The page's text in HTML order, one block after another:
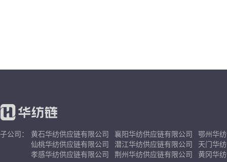
子公司： 黄石华纺供应链有限公司 襄阳华纺供应链有限公司
鄂州华
仙桃华纺供应链有限公司
潜江华纺供应链有限公司
天门华
孝感华纺供应链有限公司
荆州华纺供应链有限公司 黄冈华